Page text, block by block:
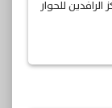
للحوار